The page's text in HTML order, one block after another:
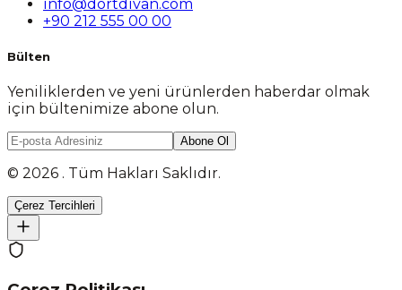
info@dortdivan.com
+90 212 555 00 00
Bülten
Yeniliklerden ve yeni ürünlerden haberdar olmak
için bültenimize abone olun.
Abone Ol
© 2026 . Tüm Hakları Saklıdır.
Çerez Tercihleri